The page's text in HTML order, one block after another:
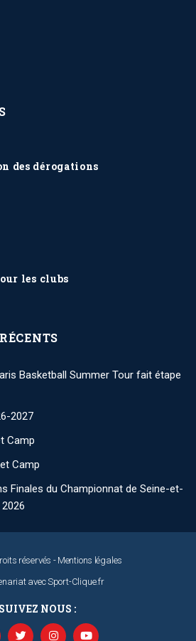
des dérogations
les clubs
Basketball Summer Tour fait étape
2027
Camp
Camp
Finales du Championnat de Seine-et-
réservés -Mentions légales
avecSport-Clique.fr
SUIVEZ NOUS :